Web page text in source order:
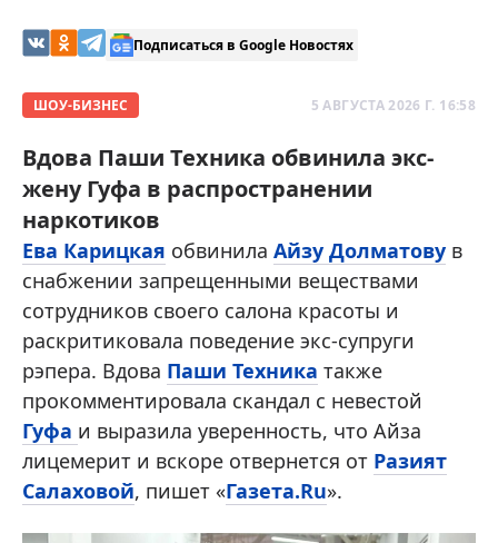
Подписаться в Google Новостях
ШОУ-БИЗНЕС 5 АВГУСТА 2026 Г. 16:58
Вдова Паши Техника обвинила экс-
жену Гуфа в распространении
наркотиков
Ева Карицкая обвинила Айзу Долматову в
снабжении запрещенными веществами
сотрудников своего салона красоты и
раскритиковала поведение экс-супруги
рэпера. Вдова Паши Техника также
прокомментировала скандал с невестой
Гуфа и выразила уверенность, что Айза
лицемерит и вскоре отвернется от Разият
Салаховой, пишет «Газета.Ru».